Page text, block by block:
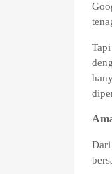
Dari